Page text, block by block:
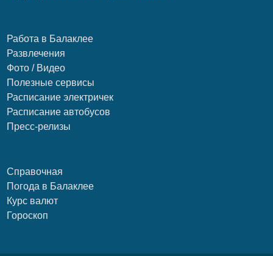
Работа в Балаклее
Развлечения
Фото / Видео
Полезные сервисы
Расписание электричек
Расписание автобусов
Пресс-релизы
Справочная
Погода в Балаклее
Курс валют
Гороскоп